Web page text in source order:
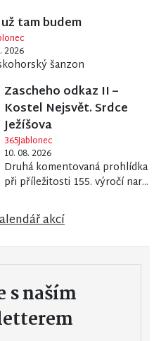
tam budem
2026
šanzon
Zascheho odkaz II –
Kostel Nejsvět. Srdce
Ježíšova
365Jablonec
10. 08. 2026
Druhá komentovaná prohlídka
při příležitosti 155. výročí nar...
akcí
s naším